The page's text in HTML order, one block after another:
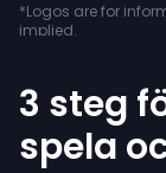
*Logos are for
implied.
3 steg
spela